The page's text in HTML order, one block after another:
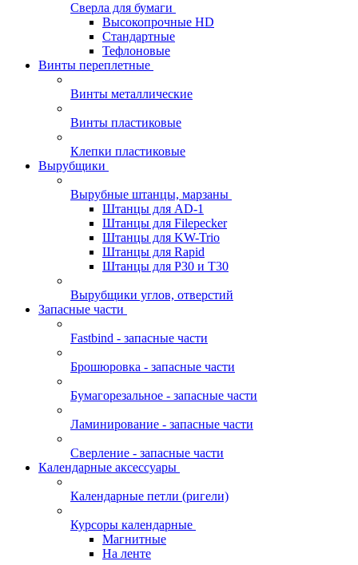
Сверла для бумаги
Высокопрочные HD
Стандартные
Тефлоновые
Винты переплетные
Винты металлические
Винты пластиковые
Клепки пластиковые
Вырубщики
Вырубные штанцы, марзаны
Штанцы для AD-1
Штанцы для Filepecker
Штанцы для KW-Trio
Штанцы для Rapid
Штанцы для Р30 и Т30
Вырубщики углов, отверстий
Запасные части
Fastbind - запасные части
Брошюровка - запасные части
Бумагорезальное - запасные части
Ламинирование - запасные части
Сверление - запасные части
Календарные аксессуары
Календарные петли (ригели)
Курсоры календарные
Магнитные
На ленте